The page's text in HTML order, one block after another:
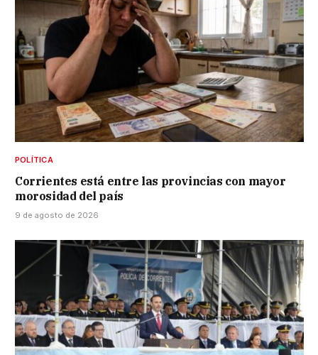
POLÍTICA
Corrientes está entre las provincias con mayor
morosidad del país
9 de agosto de 2026